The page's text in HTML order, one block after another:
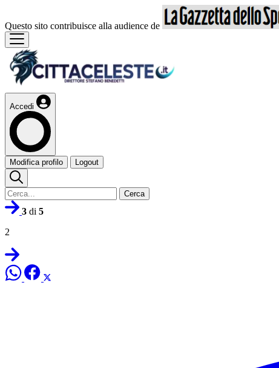
Questo sito contribuisce alla audience de
Accedi
Modifica profilo Logout
Cerca
3 di 5
2